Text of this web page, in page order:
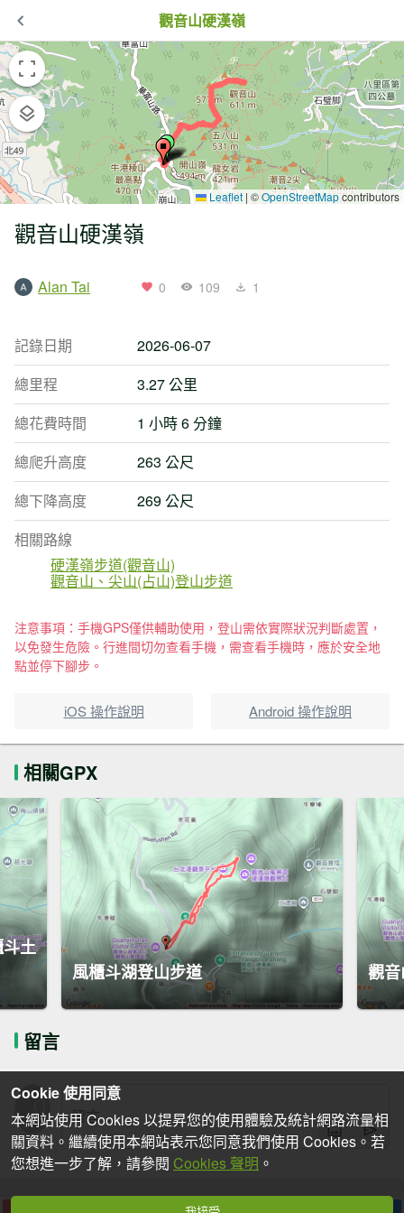
觀音山硬漢嶺
Leaflet | ©OpenStreetMapcontributors
觀音山硬漢嶺
Alan Tai 0 109 1
記錄日期
2026-06-07
總里程
3.27 公里
總花費時間
1 小時 6 分鐘
總爬升高度
263 公尺
總下降高度
269 公尺
相關路線
硬漢嶺步道(觀音山)
觀音山、尖山(占山)登山步道
注意事項：手機GPS僅供輔助使用，登山需依實際狀況判斷處置，
以免發生危險。行進間切勿查看手機，需查看手機時，應於安全地
點並停下腳步。
iOS 操作說明 Android 操作說明
相關GPX
土
風櫃斗湖登山步道
觀
留言
Cookie 使用同意
本網站使用 Cookies 以提昇您的使用體驗及統計網路流量相
關資料。繼續使用本網站表示您同意我們使用 Cookies。若
您想進一步了解，請參閱 Cookies 聲明 。